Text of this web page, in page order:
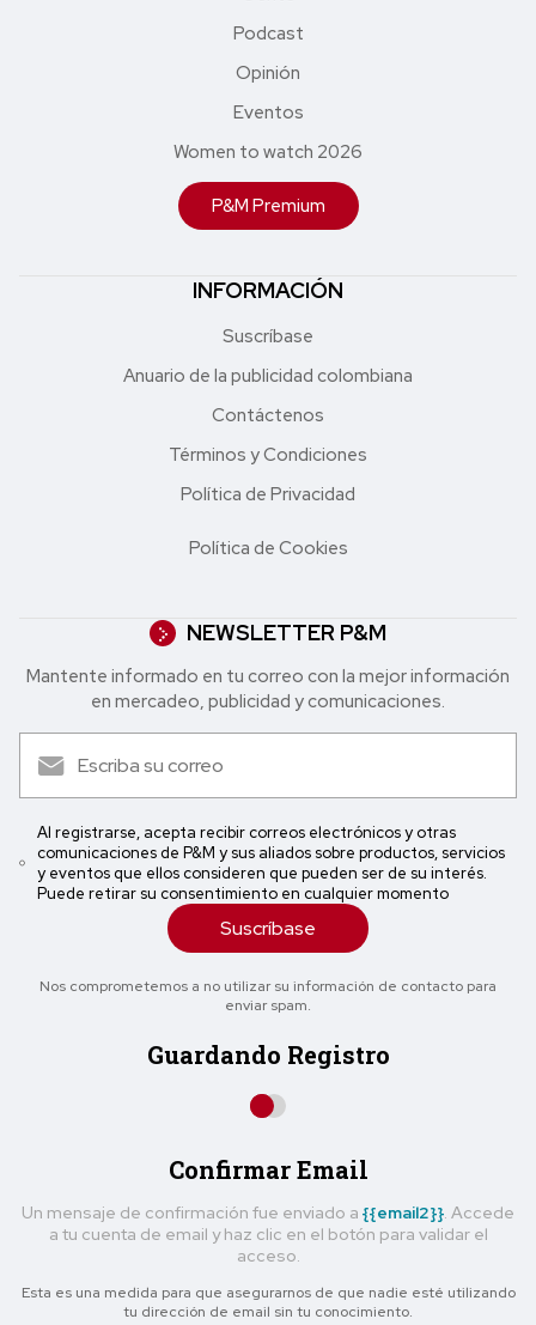
Podcast
Opinión
Eventos
Women to watch 2026
P&M Premium
INFORMACIÓN
Suscríbase
Anuario de la publicidad colombiana
Contáctenos
Términos y Condiciones
Política de Privacidad
Política de Cookies
NEWSLETTER P&M
Mantente informado en tu correo con la mejor in formación
en mercadeo, publicidad y comunicaciones.
Al registrarse, acepta recibir correos electrónicos y otras
comunicaciones de P&M y sus aliados sobre productos, servicios
y eventos que ellos consideren que pueden ser de su interés.
Puede retirar su consentimiento en cualquier momento
Suscríbase
Nos comprometemos a no utilizar su información de contacto para
enviar spam.
Guardando Registro
Confirmar Email
Un mensaje de confirmación fue enviado a {{email2}}. Accede
a tu cuenta de email y haz clic en el botón para validar el
acceso.
Esta es una medida para que asegurarnos de que nadie esté utilizando
tu dirección de email sin tu conocimiento.